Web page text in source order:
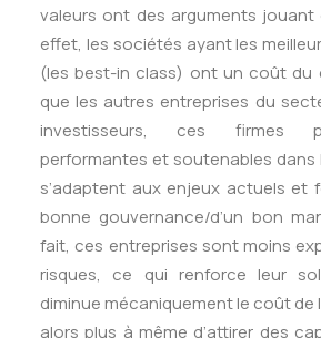
valeurs ont des arguments jouant
effet, les sociétés ayant les
(les best-in class) ont un coût du
que les autres entreprises du
investisseurs, ces firmes
performantes et soutenables dans
s’adaptent aux enjeux actuels et
bonne gouvernance/d’un bon
fait, ces entreprises sont moins
risques, ce qui renforce leur
diminue mécaniquement le coût de
alors plus à même d’attirer des